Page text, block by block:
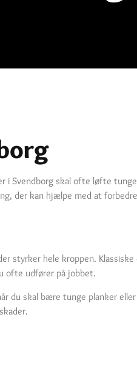
Svendborg skal ofte løfte
der kan hjælpe med at
styrker hele kroppen.
ofte udfører på jobbet.
du skal bære tunge planker